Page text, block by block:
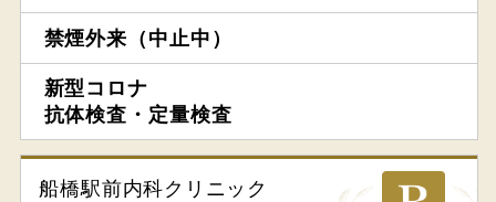
禁煙外来（中止中）
新型コロナ
抗体検査・定量検査
船橋駅前内科クリニック